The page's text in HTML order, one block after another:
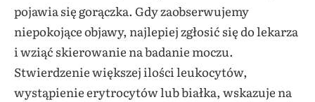
pojawia się gorączka. Gdy zaobserwujemy
niepokojące objawy, najlepiej zgłosić się do lekarza
i wziąć skierowanie na badanie moczu.
Stwierdzenie większej ilości leukocytów,
wystąpienie erytrocytów lub białka, wskazuje na